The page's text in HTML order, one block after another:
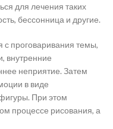
для лечения таких
бессонница и другие.
с проговаривания темы,
внутренние
неприятие. Затем
в виде
При этом
процессе рисования, а